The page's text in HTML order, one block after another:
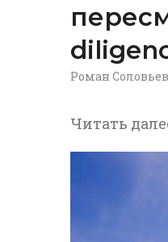
Роман Соловьев
Читать